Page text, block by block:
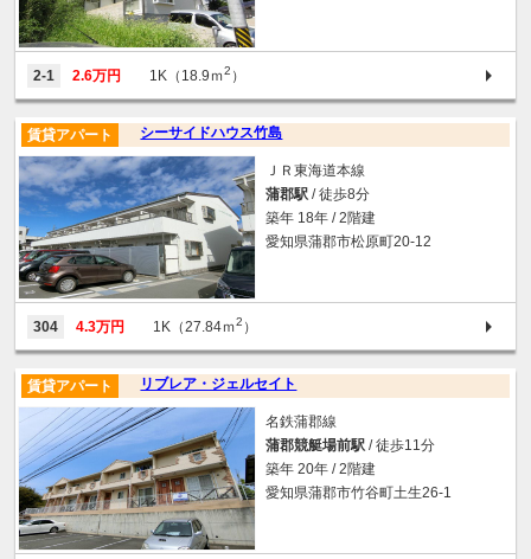
2-1 2.6万円 1K（18.9ｍ2 ）
シーサイドハウス竹島
賃貸アパート
ＪＲ東海道本線
蒲郡駅 / 徒歩8分
築年 18年 / 2階建
愛知県蒲郡市松原町20-12
304 4.3万円 1K（27.84ｍ2 ）
リブレア・ジェルセイト
賃貸アパート
名鉄蒲郡線
蒲郡競艇場前駅 / 徒歩11分
築年 20年 / 2階建
愛知県蒲郡市竹谷町土生26-1